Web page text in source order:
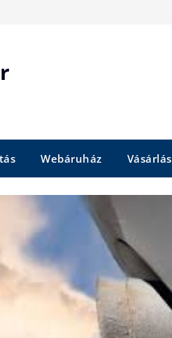
Webáruház Vásárlás